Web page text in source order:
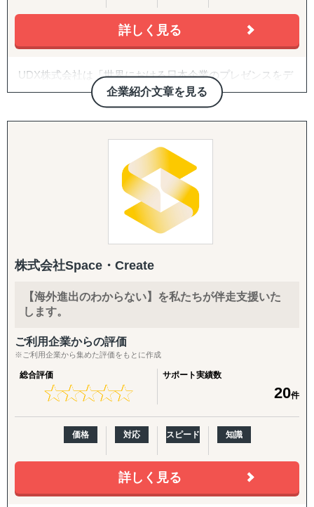
同行
B2B深耕：
B2C/プロモーション：
Amazon広告運用・コンテンツ強化・商品数拡大、インフ
ルエンサーマーケ、クラウドファンディング、SNS運用代
行（Instagram・TikTok等）、Google広告・メディアアプロ
バックオフィス・現地体制：
法人設立支援、設立後の会社運営（経理・税務等）、現地
人材の採用、カスタマーサポート体制構築、商品パッケー
・B2B領域（商社/卸売/製造/自動車/物流/化学/建設/テクノ
ロジー）、B2C領域（小売/パーソナルケア/ヘルスケア/食
品/店舗サービス/エンターテイメントなど）で、3,000件以
＜主要サービスメニュー＞
① 初期投資を抑えつつ、海外取引拡大を通した円安メリッ
② 現地市場で不足する機能を補完し、海外事業の立ち上げ
＆立て直しを伴走型で支援するプロフェッショナル人材派
③ アジア圏での「デジタル」ビジネス事業機会の抽出＆評
価、戦略構築から事業立ち上げまでの海外事業デジタルト
ランスフォーメーションに係るトータルサポート
る海外市場調査＆参入戦略構築
⑤ アジア特有の中小案件M&A案件発掘から交渉/実行/PMI
⑥ 既存サプライチェーン体制の分析/評価/最適化、およ
び、直接材＆間接材の調達コスト削減
詳しく見る
企業紹介文章を見る
UDX株式会社は「世界における日本企業のプレゼンスをデ
ジタル・DXを通じて高める」をミッションとしている企業
BtoB領域に強みを持ち、中堅・大企業の海外進出をデジタ
HubSpot、SalesforceなどのCRM・MA・SFAの知見を活か
し、戦略設計から実行・改善まで伴走し、リード創出と事
・海外用WEBサイトの構築・運用（多言語対応可）
・海外SEO・LLMO対策
・海外広告運用
・自社サイト分析・競合サイト分析・市場分析（海外）
・HubSpotを用いた海外マーケティング支援
【ご提供できるサービス】
・海外Webサイト構築・運用（多言語対応可）
・海外SEO対策・LLMO対策
・海外Web広告制作・運用
・海外SNS改善提案
・海外ECサイト改善提案
・自社サイト分析・競合サイト分析・市場分析
・デジタルマーケティング アドバイザリー/プランニン
グ・分析
・HubSpotなどの顧客管理システム・マーケティングオー
トメーションツール導入支援 etc
株式会社Space・Create
【海外進出のわからない】を私たちが伴走支援いた
します。
ご利用企業からの評価
※ご利用企業から集めた評価をもとに作成
総合評価
★★★★★
★★★★★
サポート実績数
20件
価格 対応 スピード 知識
詳しく見る